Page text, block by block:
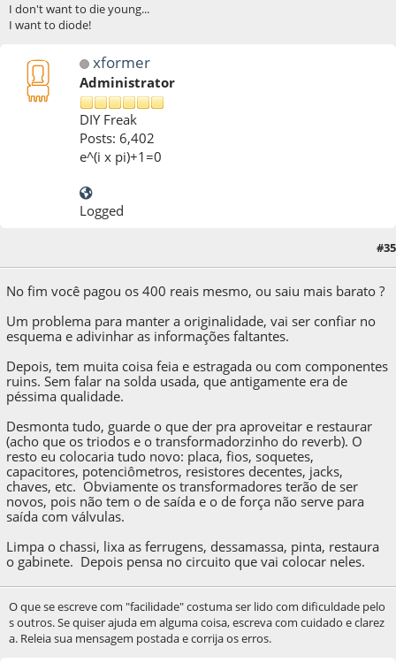
I don't want to die young...
I want to diode!
xformer
Administrator
DIY Freak
Posts: 6,402
e^(i x pi)+1=0
Logged
#35
No fim você pagou os 400 reais mesmo, ou saiu mais barato ?
Um problema para manter a originalidade, vai ser confiar no
esquema e adivinhar as informações faltantes.
Depois, tem muita coisa feia e estragada ou com componentes
ruins. Sem falar na solda usada, que antigamente era de
péssima qualidade.
Desmonta tudo, guarde o que der pra aproveitar e restaurar
(acho que os triodos e o transformadorzinho do reverb). O
resto eu colocaria tudo novo: placa, fios, soquetes,
capacitores, potenciômetros, resistores decentes, jacks,
chaves, etc. Obviamente os transformadores terão de ser
novos, pois não tem o de saída e o de força não serve para
saída com válvulas.
Limpa o chassi, lixa as ferrugens, dessamassa, pinta, restaura
o gabinete. Depois pensa no circuito que vai colocar neles.
O que se escreve com "facilidade" costuma ser lido com dificuldade pelo
s outros. Se quiser ajuda em alguma coisa, escreva com cuidado e clarez
a. Releia sua mensagem postada e corrija os erros.